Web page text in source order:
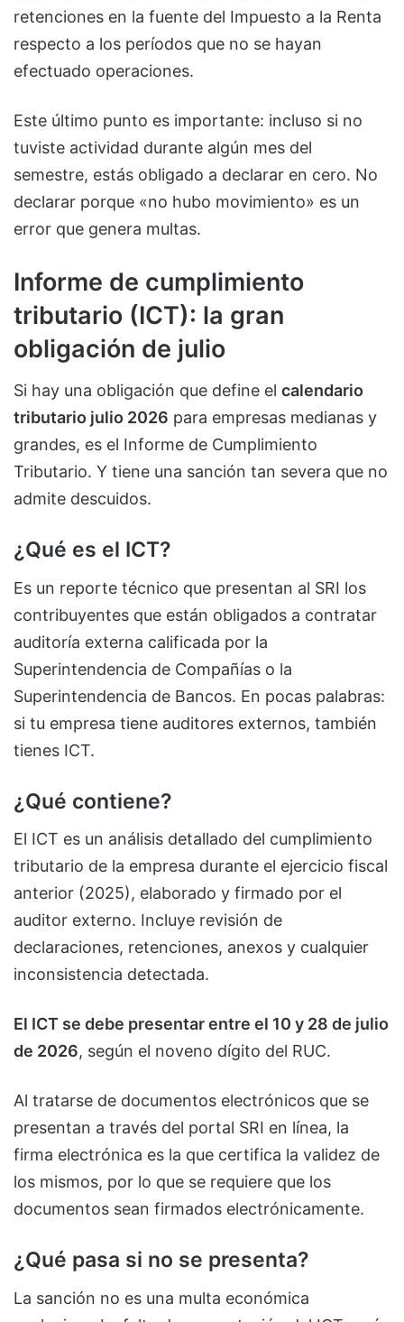
retenciones en la fuente del Impuesto a la Renta
respecto a los períodos que no se hayan
efectuado operaciones.
Este último punto es importante: incluso si no
tuviste actividad durante algún mes del
semestre, estás obligado a declarar en cero. No
declarar porque «no hubo movimiento» es un
error que genera multas.
Informe de cumplimiento
tributario (ICT): la gran
obligación de julio
Si hay una obligación que define el calendario
tributario julio 2026 para empresas medianas y
grandes, es el Informe de Cumplimiento
Tributario. Y tiene una sanción tan severa que no
admite descuidos.
¿Qué es el ICT?
Es un reporte técnico que presentan al SRI los
contribuyentes que están obligados a contratar
auditoría externa calificada por la
Superintendencia de Compañías o la
Superintendencia de Bancos. En pocas palabras:
si tu empresa tiene auditores externos, también
tienes ICT.
¿Qué contiene?
El ICT es un análisis detallado del cumplimiento
tributario de la empresa durante el ejercicio fiscal
anterior (2025), elaborado y firmado por el
auditor externo. Incluye revisión de
declaraciones, retenciones, anexos y cualquier
inconsistencia detectada.
El ICT se debe presentar entre el 10 y 28 de julio
de 2026, según el noveno dígito del RUC.
Al tratarse de documentos electrónicos que se
presentan a través del portal SRI en línea, la
firma electrónica es la que certifica la validez de
los mismos, por lo que se requiere que los
documentos sean firmados electrónicamente.
¿Qué pasa si no se presenta?
La sanción no es una multa económica